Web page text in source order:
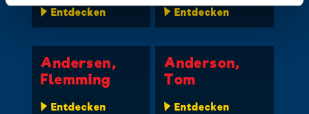
Entdecken Entdecken
Andersen,
Flemming
Entdecken
Anderson,
Tom
Entdecken